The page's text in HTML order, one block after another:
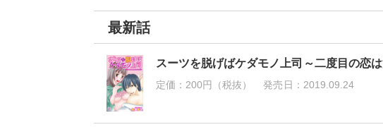
最新話
スーツを脱げばケダモノ上司～二度目の恋
定価： 200円（税抜） 発売日： 2019.09.24